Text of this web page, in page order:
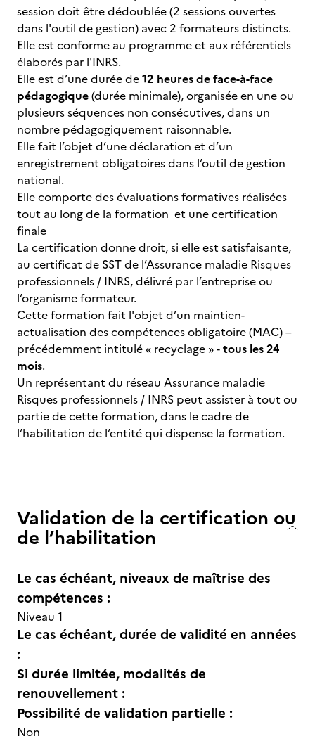
session doit être dédoublée (2 sessions ouvertes
dans l'outil de gestion) avec 2 formateurs distincts.
Elle est conforme au programme et aux référentiels
élaborés par l'INRS.
Elle est d’une durée de12 heures de face-à-face
pédagogique(durée minimale), organisée en une ou
plusieurs séquences non consécutives, dans un
nombre pédagogiquement raisonnable.
Elle fait l’objet d’une déclaration et d’un
enregistrement obligatoires dans l’outil de gestion
national.
Elle comporte des évaluations formatives réalisées
tout au long de la formation et une certification
finale
La certification donne droit, si elle est satisfaisante,
au certificat de SST de l’Assurance maladie Risques
professionnels / INRS, délivré par l’entreprise ou
l’organisme formateur.
Cette formation fait l'objet d’un maintien-
actualisation des compétences obligatoire (MAC) –
précédemment intitulé « recyclage » -tous les 24
mois.
Un représentant du réseau Assurance maladie
Risques professionnels / INRS peut assister à tout ou
partie de cette formation, dans le cadre de
l’habilitation de l’entité qui dispense la formation.
Validation de la certification ou
de l’habilitation
Le cas échéant, niveaux de maîtrise des
compétences :
Niveau 1
Le cas échéant, durée de validité en années
:
Si durée limitée, modalités de
renouvellement :
Possibilité de validation partielle :
Non